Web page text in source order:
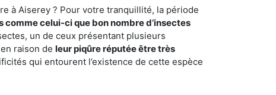
à Aiserey ? Pour votre tranquillité, la période
comme celui-ci que bon nombre d’insectes
un de ceux présentant plusieurs
raison de leur piqûre réputée être très
qui entourent l’existence de cette espèce